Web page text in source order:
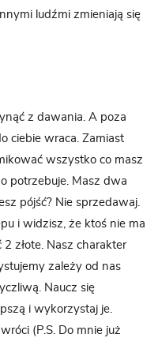
ludźmi zmieniają się
z dawania. A poza
ciebie wraca. Zamiast
wszystko co masz
potrzebuje. Masz dwa
pójść? Nie sprzedawaj.
i widzisz, że ktoś nie ma
złote. Nasz charakter
zależy od nas
Naucz się
i wykorzystaj je.
(P.S. Do mnie już